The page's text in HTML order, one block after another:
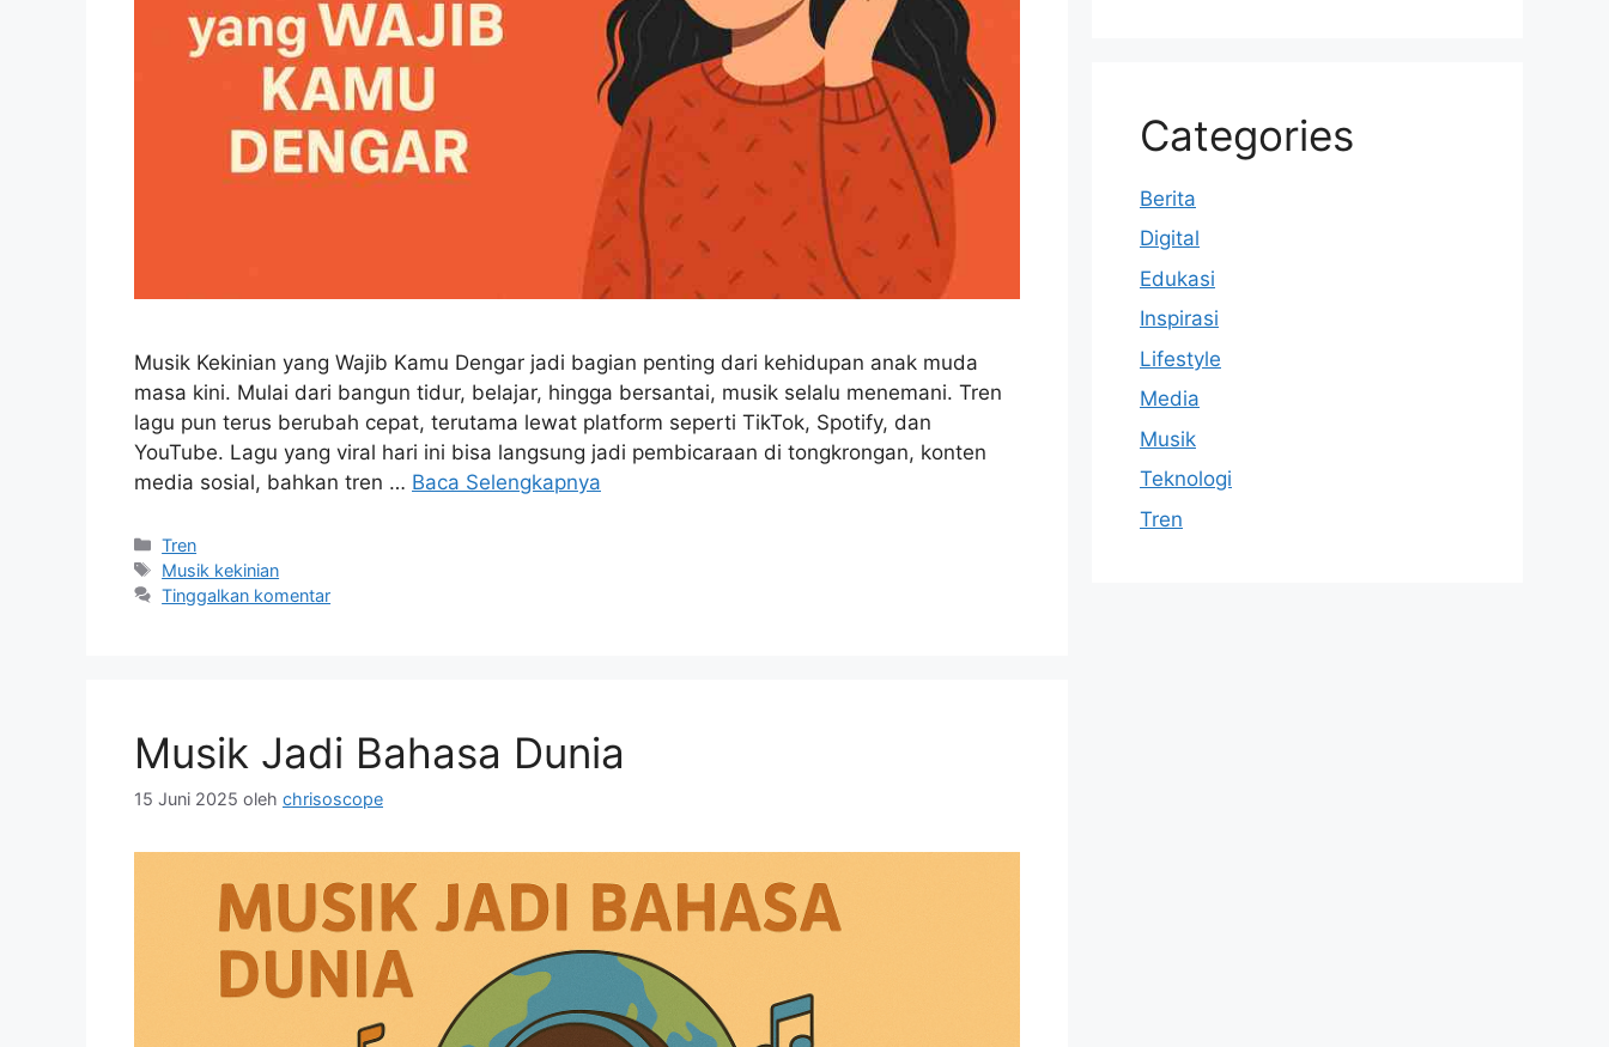
Musik Kekinian yang Wajib Kamu Dengar jadi bagian penting dari kehidupan anak muda
masa kini. Mulai dari bangun tidur, belajar, hingga bersantai, musik selalu menemani. Tren
lagu pun terus berubah cepat, terutama lewat platform seperti TikTok, Spotify, dan
YouTube. Lagu yang viral hari ini bisa langsung jadi pembicaraan di tongkrongan, konten
media sosial, bahkan tren … Baca Selengkapnya
Kategori
Tren
Tag
Musik kekinian
Tinggalkan komentar
Musik Jadi Bahasa Dunia
15 Juni 2025 oleh chrisoscope
Categories
Berita
Digital
Edukasi
Inspirasi
Lifestyle
Media
Musik
Teknologi
Tren